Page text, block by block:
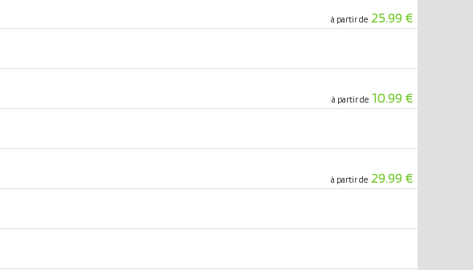
à partir de 25.99 €
à partir de 10.99 €
à partir de 29.99 €